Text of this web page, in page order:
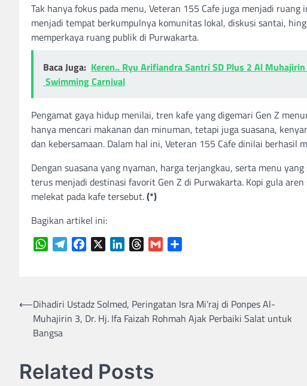
Tak hanya fokus pada menu, Veteran 155 Cafe juga menjadi
menjadi tempat berkumpulnya komunitas lokal, diskusi santai,
memperkaya ruang publik di Purwakarta.
Baca Juga: Keren.. Ryu Arifiandra Santri SD Plus 2 Al
Swimming Carnival
Pengamat gaya hidup menilai, tren kafe yang digemari Gen Z
hanya mencari makanan dan minuman, tetapi juga suasana,
dan kebersamaan. Dalam hal ini, Veteran 155 Cafe dinilai berhasil
Dengan suasana yang nyaman, harga terjangkau, serta menu
terus menjadi destinasi favorit Gen Z di Purwakarta. Kopi gula
melekat pada kafe tersebut.(*)
Bagikan artikel ini:
WhatsAppTelegramFacebook LinkedInThreads
Gmail
Navigasi
pos
⟵Dihadiri Ustadz Solmed, Peringatan Isra Mi’raj di Ponpes Al-
Muhajirin 3, Dr. Hj. Ifa Faizah Rohmah Ajak Perbaiki Salat untuk
Bangsa
Related Posts